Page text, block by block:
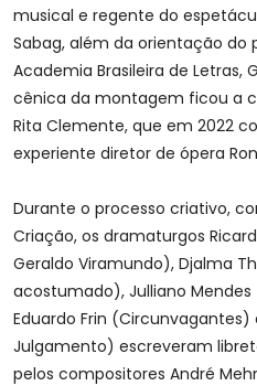
musical e regente do
Sabag, além da orientação
Academia Brasileira de Letras,
cênica da montagem ficou a
Rita Clemente, que em 2022
experiente diretor de ópera
Durante o processo criativo,
Criação, os dramaturgos
Geraldo Viramundo), Djalma
acostumado), Julliano Mendes
Eduardo Frin
Julgamento) escreveram
pelos compositores André